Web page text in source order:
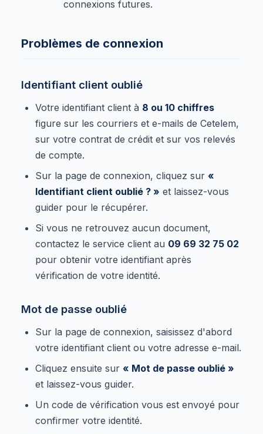
connexions futures.
Problèmes de connexion
Identifiant client oublié
Votre identifiant client à 8 ou 10 chiffres
figure sur les courriers et e-mails de Cetelem,
sur votre contrat de crédit et sur vos relevés
de compte.
Sur la page de connexion, cliquez sur «
Identifiant client oublié ? » et laissez-vous
guider pour le récupérer.
Si vous ne retrouvez aucun document,
contactez le service client au 09 69 32 75 02
pour obtenir votre identifiant après
vérification de votre identité.
Mot de passe oublié
Sur la page de connexion, saisissez d'abord
votre identifiant client ou votre adresse e-mail.
Cliquez ensuite sur « Mot de passe oublié »
et laissez-vous guider.
Un code de vérification vous est envoyé pour
confirmer votre identité.